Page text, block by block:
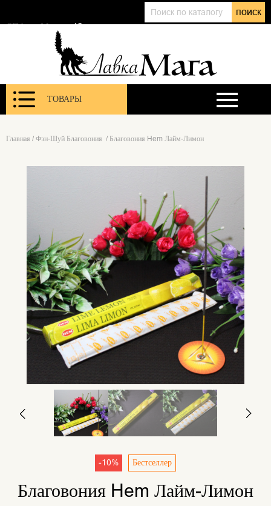
поиск
СПб, ул. Марата 12
ТОВАРЫ
Главная / Фэн-Шуй Благовония / Благовония Hem Лайм-Лимон
-10% Бестселлер
Благовония Hem Лайм-Лимон